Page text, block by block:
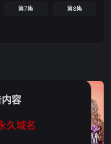
第7集 第8集
容
久域名